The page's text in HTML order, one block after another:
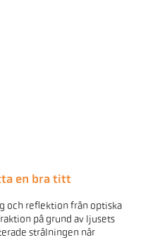
en bra titt
och reflektion från optiska
på grund av ljusets
strålningen når